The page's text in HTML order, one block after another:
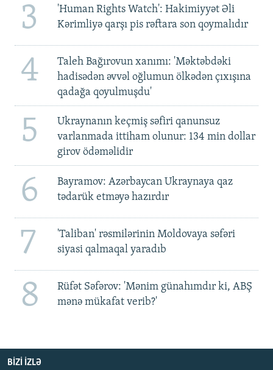
3
'Human Rights Watch': Hakimiyyət Əli
Kərimliyə qarşı pis rəftara son qoymalıdır
4
Taleh Bağırovun xanımı: 'Məktəbdəki
hadisədən əvvəl oğlumun ölkədən çıxışına
qadağa qoyulmuşdu'
5
Ukraynanın keçmiş səfiri qanunsuz
varlanmada ittiham olunur: 134 min dollar
girov ödəməlidir
6
Bayramov: Azərbaycan Ukraynaya qaz
tədarük etməyə hazırdır
7
'Taliban' rəsmilərinin Moldovaya səfəri
siyasi qalmaqal yaradıb
8
Rüfət Səfərov: 'Mənim günahımdır ki, ABŞ
mənə mükafat verib?'
BIZI IZLƏ